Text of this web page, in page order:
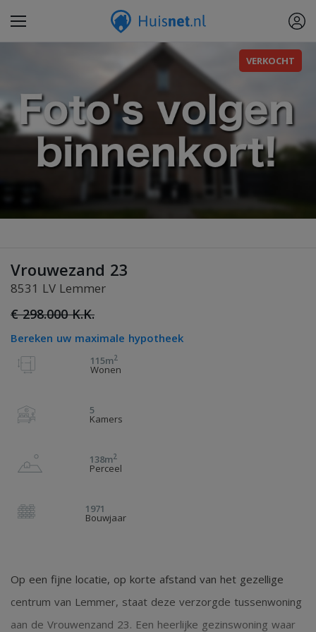
VERKOCHT
Vrouwezand 23
8531 LV Lemmer
€ 298.000 K.K.
Bereken uw maximale hypotheek
115m2
Wonen
5
Kamers
138m2
Perceel
1971
Bouwjaar
Op een fijne locatie, op korte afstand van het gezellige
centrum van Lemmer, staat deze verzorgde tussenwoning
aan de Vrouwenzand 23. Een heerlijke gezinswoning waar